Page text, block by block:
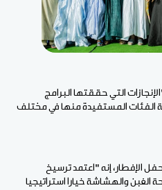
التي حققتها البرامج
الفئات المستفيدة منها في مختلف
الإفطار، إنه "اعتمد ترسيخ
الغبن والهشاشة خيارا استراتيجيا